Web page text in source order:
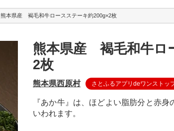
熊本県産 褐毛和牛ロースステーキ約200g×2枚
熊本県産 褐毛和牛ロ
2枚
熊本県西原村 さとふるアプリdeワンストッ
『あか牛』は、ほどよい脂肪分と赤
いわれます。